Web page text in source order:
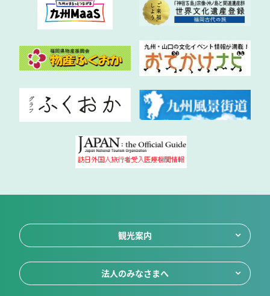
観光案内
法人のみなさまへ